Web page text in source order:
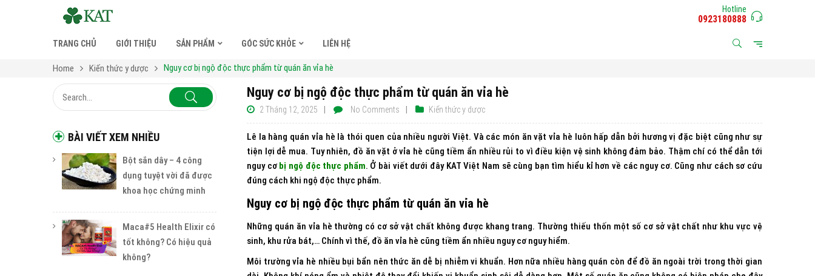
Hotline
0923180888
TRANG CHỦ GIỚI THIỆU SẢN PHẨM GÓC SỨC KHỎE LIÊN HỆ
Home Kiến thức y dược Nguy cơ bị ngộ độc thực phẩm từ quán ăn vỉa hè
BÀI VIẾT XEM NHIỀU
Bột sắn dây – 4 công
dụng tuyệt vời đã được
khoa học chứng minh
Maca#5 Health Elixir có
tốt không? Có hiệu quả
không?
Nguy cơ bị ngộ độc thực phẩm từ quán ăn vỉa hè
2 Tháng 12, 2025 Kiến thức y dược
No Comments
Lê la hàng quán vỉa hè là thói quen của nhiều người Việt. Và các món ăn vặt vỉa hè luôn hấp dẫn bởi hương vị đặc biệt cũng như sự
tiện lợi dễ mua. Tuy nhiên, đồ ăn vặt ở vỉa hè cũng tiềm ẩn nhiều rủi to vì điều kiện vệ sinh không đảm bảo. Thậm chí có thể dẫn tới
nguy cơ bị ngộ độc thực phẩm. Ở bài viết dưới đây KAT Việt Nam sẽ cùng bạn tìm hiểu kỉ hơn về các nguy cơ. Cũng như cách sơ cứu
đúng cách khi ngộ độc thực phẩm.
Nguy cơ bị ngộ độc thực phẩm từ quán ăn vỉa hè
Những quán ăn vỉa hè thường có cơ sở vật chất không được khang trang. Thường thiếu thốn một số cơ sở vật chất như khu vực vệ
sinh, khu rửa bát,… Chính vì thế, đồ ăn vỉa hè cũng tiềm ẩn nhiều nguy cơ nguy hiểm.
Môi trường vỉa hè nhiều bụi bẩn nên thức ăn dễ bị nhiễm vi khuẩn. Hơn nữa nhiều hàng quán còn để đồ ăn ngoài trời trong thời gian